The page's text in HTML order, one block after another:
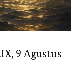
9 Agustus